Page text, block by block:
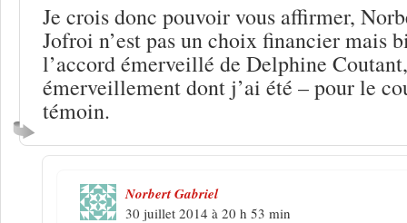
Je crois donc pouvoir vous affirmer,
Jofroi n’est pas un choix financier mais
l’accord émerveillé de Delphine
émerveillement dont j’ai été – pour le
témoin.
Norbert Gabriel
30 juillet 2014 à 20 h 53 min